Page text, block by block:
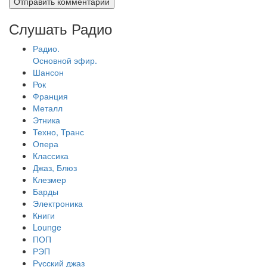
Слушать Радио
Радио.
Основной эфир.
Шансон
Рок
Франция
Металл
Этника
Техно, Транс
Опера
Классика
Джаз, Блюз
Клезмер
Барды
Электроника
Книги
Lounge
ПОП
РЭП
Русский джаз